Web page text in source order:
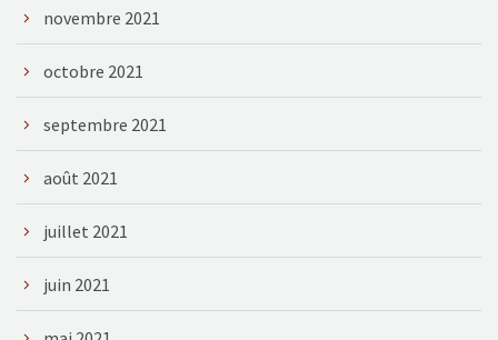
novembre 2021
octobre 2021
septembre 2021
août 2021
juillet 2021
juin 2021